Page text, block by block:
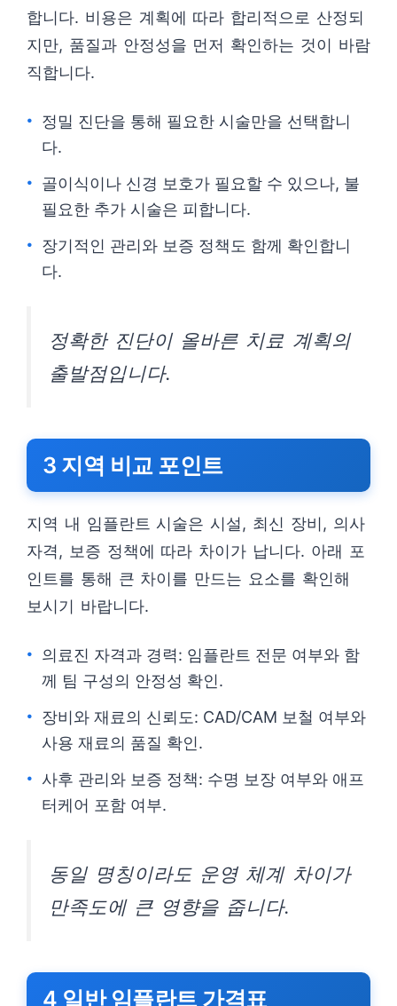
합니다. 비용은 계획에 따라 합리적으로 산정되
지만, 품질과 안정성을 먼저 확인하는 것이 바람
직합니다.
정밀 진단을 통해 필요한 시술만을 선택합니
다.
골이식이나 신경 보호가 필요할 수 있으나, 불
필요한 추가 시술은 피합니다.
장기적인 관리와 보증 정책도 함께 확인합니
다.
정확한 진단이 올바른 치료 계획의
출발점입니다.
3 지역 비교 포인트
지역 내 임플란트 시술은 시설, 최신 장비, 의사
자격, 보증 정책에 따라 차이가 납니다. 아래 포
인트를 통해 큰 차이를 만드는 요소를 확인해
보시기 바랍니다.
의료진 자격과 경력: 임플란트 전문 여부와 함
께 팀 구성의 안정성 확인.
장비와 재료의 신뢰도: CAD/CAM 보철 여부와
사용 재료의 품질 확인.
사후 관리와 보증 정책: 수명 보장 여부와 애프
터케어 포함 여부.
동일 명칭이라도 운영 체계 차이가
만족도에 큰 영향을 줍니다.
4 일반 임플란트 가격표